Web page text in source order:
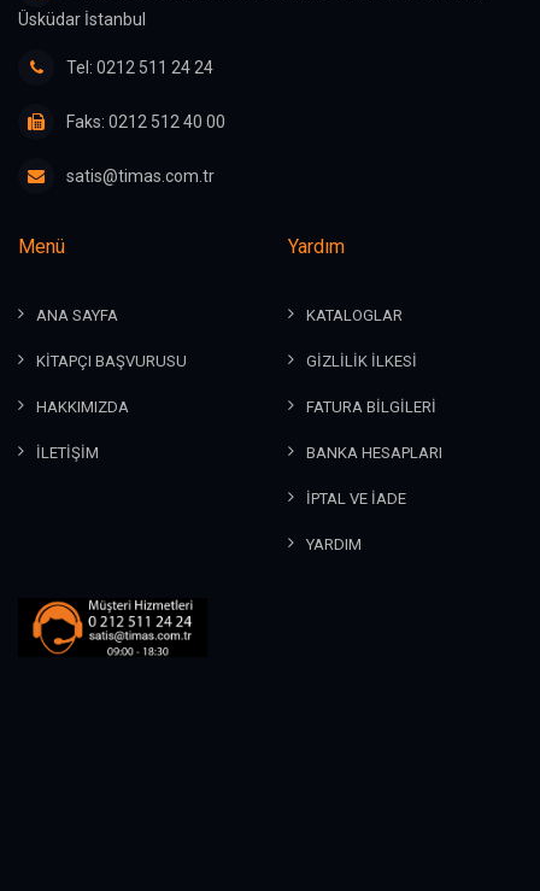
Üsküdar İstanbul
Tel: 0212 511 24 24
Faks: 0212 512 40 00
satis@timas.com.tr
Menü
ANA SAYFA
KİTAPÇI BAŞVURUSU
HAKKIMIZDA
İLETİŞİM
Yardım
KATALOGLAR
GİZLİLİK İLKESİ
FATURA BİLGİLERİ
BANKA HESAPLARI
İPTAL VE İADE
YARDIM